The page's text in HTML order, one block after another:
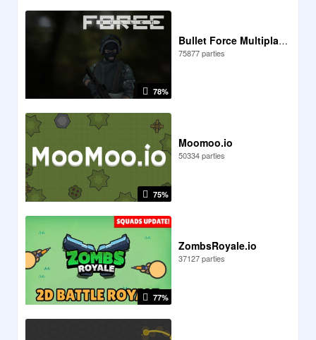
78%
Bullet Force Multiplayer
75877 parties
75%
Moomoo.io
50334 parties
77%
ZombsRoyale.io
37127 parties